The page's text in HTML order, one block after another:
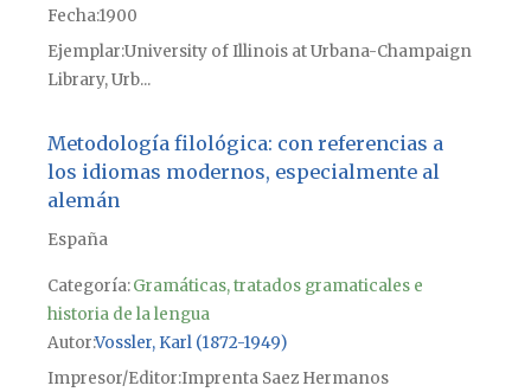
Fecha1900
Ejemplar University of Illinois at Urbana-Champaign
Library, Urb...
Metodología filológica: con referencias a
los idiomas modernos, especialmente al
alemán
España
Categoría:Gramáticas, tratados gramaticales e
historia de la lengua
AutorVossler, Karl (1872-1949)
Impresor/Editor Imprenta Saez Hermanos